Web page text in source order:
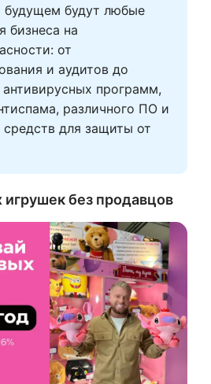
будут любые
бизнеса на
от
и аудитов до
антивирусных программ,
различного ПО и
средств для защиты от
игрушек без продавцов